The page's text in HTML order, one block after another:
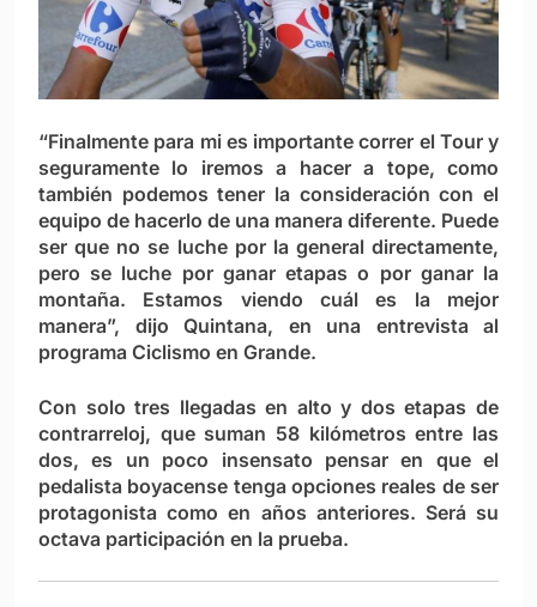
“Finalmente para mi es importante correr el Tour y
seguramente lo iremos a hacer a tope, como
también podemos tener la consideración con el
equipo de hacerlo de una manera diferente. Puede
ser que no se luche por la general directamente,
pero se luche por ganar etapas o por ganar la
montaña. Estamos viendo cuál es la mejor
manera”, dijo Quintana, en una entrevista al
programa Ciclismo en Grande.
Con solo tres llegadas en alto y dos etapas de
contrarreloj, que suman 58 kilómetros entre las
dos, es un poco insensato pensar en que el
pedalista boyacense tenga opciones reales de ser
protagonista como en años anteriores. Será su
octava participación en la prueba.